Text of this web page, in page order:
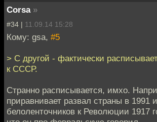
Corsa »
#34 | 11.09.14 15:28
Кому: gsa, #5
> С другой - фактически
к СССР.
Странно расписывается, имхо.
приравнивает развал страны в 1991 и
белоленточников к Революции 1917